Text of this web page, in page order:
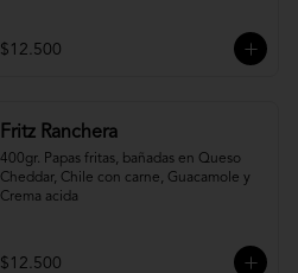
$12.500
Fritz Ranchera
400gr. Papas fritas, bañadas en Queso
Cheddar, Chile con carne, Guacamole y
Crema acida
$12.500